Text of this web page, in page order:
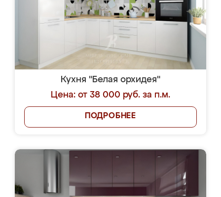
Кухня "Белая орхидея"
Цена: от 38 000 руб. за п.м.
ПОДРОБНЕЕ